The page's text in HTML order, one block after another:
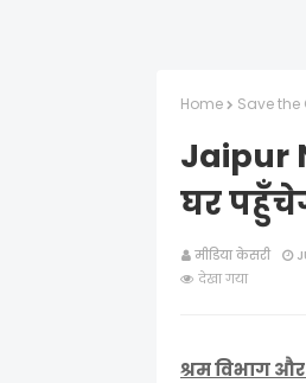
Home Save
Jaipur
घर
मीडिया केसरी
देखा गया
श्रम विभाग